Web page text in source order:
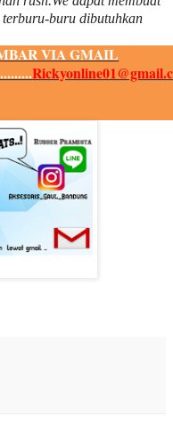
buru dibutuhkan
VIA GMAIL